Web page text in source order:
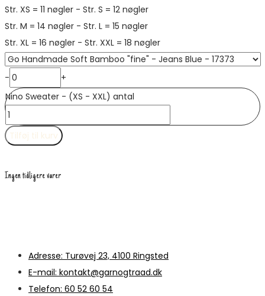
Str. XS = 11 nøgler - Str. S = 12 nøgler
Str. M = 14 nøgler - Str. L = 15 nøgler
Str. XL = 16 nøgler - Str. XXL = 18 nøgler
-
+
Nino Sweater - (XS - XXL) antal
Tilføj til kurv
Ingen tidligere varer
Adresse: Turøvej 23, 4100 Ringsted
E-mail: kontakt@garnogtraad.dk
Telefon: 60 52 60 54